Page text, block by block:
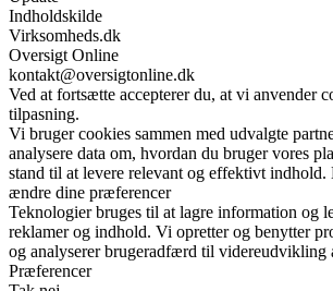
Indholdskilde
Virksomheds.dk
Oversigt Online
kontakt@oversigtonline.dk
Ved at fortsætte accepterer du, at vi anvender
tilpasning.
Vi bruger cookies sammen med udvalgte
analysere data om, hvordan du bruger vores
stand til at levere relevant og effektivt
ændre dine præferencer
Teknologier bruges til at lagre information og
reklamer og indhold. Vi opretter og benytter
og analyserer brugeradfærd til videreudvikling
Præferencer